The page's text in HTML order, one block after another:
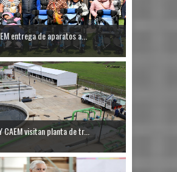
entrega de aparatos a...
CAEM visitan planta de tr...